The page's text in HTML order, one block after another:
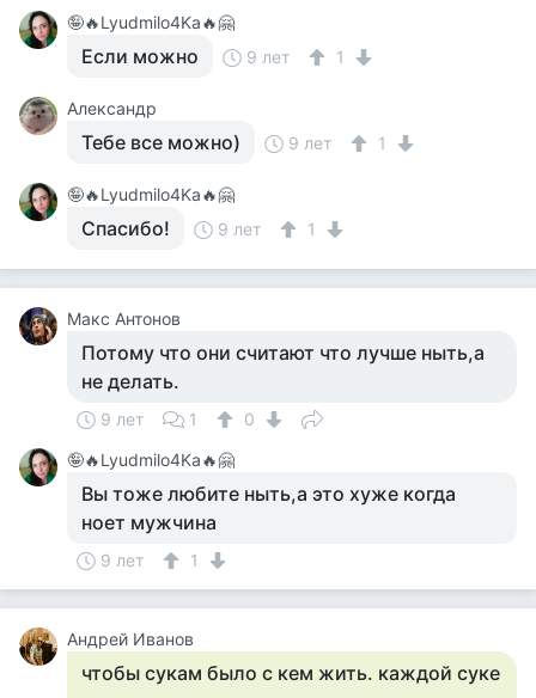
🤪🔥Lyudmilo4Ka🔥🤗
Если можно 9 лет 1
Александр
Тебе все можно) 9 лет 1
🤪🔥Lyudmilo4Ka🔥🤗
Спасибо! 9 лет 1
Макс Антонов
Потому что они считают что лучше ныть,а
не делать.
9 лет 1
0
🤪🔥Lyudmilo4Ka🔥🤗
Вы тоже любите ныть,а это хуже когда
ноет мужчина
9 лет 1
Андрей Иванов
чтобы сукам было с кем жить. каждой суке